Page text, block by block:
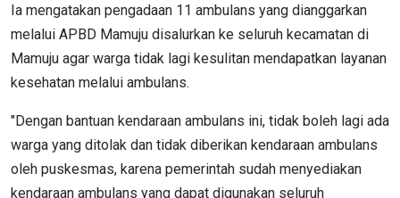
Ia mengatakan pengadaan 11 ambulans yang dianggarkan
melalui APBD Mamuju disalurkan ke seluruh kecamatan di
Mamuju agar warga tidak lagi kesulitan mendapatkan layanan
kesehatan melalui ambulans.
"Dengan bantuan kendaraan ambulans ini, tidak boleh lagi ada
warga yang ditolak dan tidak diberikan kendaraan ambulans
oleh puskesmas, karena pemerintah sudah menyediakan
kendaraan ambulans yang dapat digunakan seluruh